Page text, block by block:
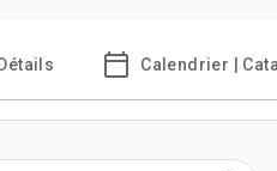
Calendrier |